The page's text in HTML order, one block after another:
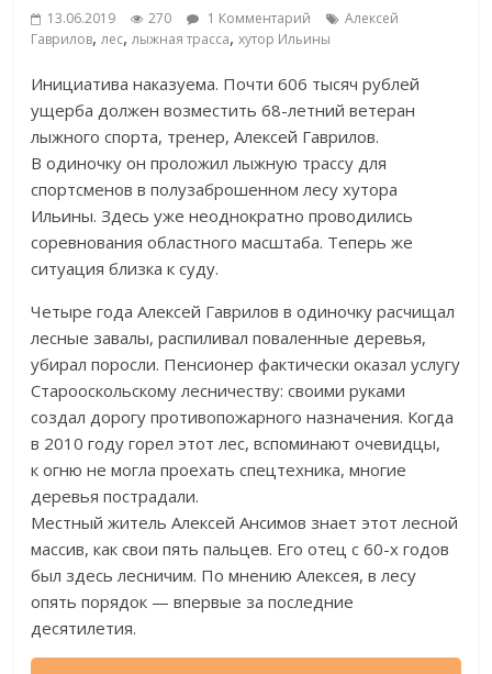
13.06.2019 270 1 Комментарий
Алексей
Гаврилов,лес,лыжная трасса,хутор Ильины
Инициатива наказуема. Почти 606 тысяч рублей
ущерба должен возместить68-летний ветеран
лыжного спорта, тренер, Алексей Гаврилов.
В одиночку он проложил лыжную трассу для
спортсменов в полузаброшенном лесу хутора
Ильины. Здесь уже неоднократно проводились
соревнования областного масштаба. Теперь же
ситуация близка к суду.
Четыре года Алексей Гаврилов в одиночку расчищал
лесные завалы, распиливал поваленные деревья,
убирал поросли. Пенсионер фактически оказал услугу
Старооскольскому лесничеству: своими руками
создал дорогу противопожарного назначения. Когда
в 2010 году горел этот лес, вспоминают очевидцы,
к огню не могла проехать спецтехника, многие
деревья пострадали.
Местный житель Алексей Ансимов знает этот лесной
массив, как свои пять пальцев. Его отец с 60-х годов
был здесь лесничим. По мнению Алексея, в лесу
опять порядок — впервые за последние
десятилетия.